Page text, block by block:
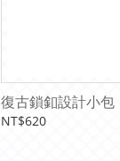
復古鎖釦設計小包
NT$620